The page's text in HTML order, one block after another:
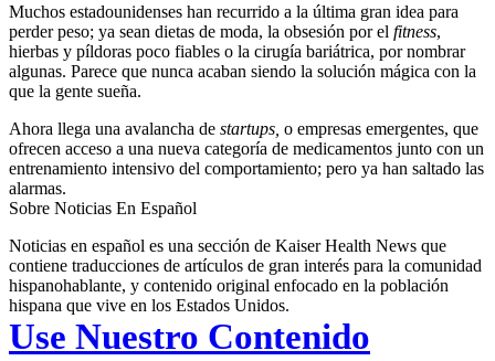
Muchos estadounidenses han recurrido a la última gran idea para
perder peso; ya sean dietas de moda, la obsesión por el fitness,
hierbas y píldoras poco fiables o la cirugía bariátrica, por nombrar
algunas. Parece que nunca acaban siendo la solución mágica con la
que la gente sueña.
Ahora llega una avalancha de startups, o empresas emergentes, que
ofrecen acceso a una nueva categoría de medicamentos junto con un
entrenamiento intensivo del comportamiento; pero ya han saltado las
alarmas.
Sobre Noticias En Español
Noticias en español es una sección de Kaiser Health News que
contiene traducciones de artículos de gran interés para la comunidad
hispanohablante, y contenido original enfocado en la población
hispana que vive en los Estados Unidos.
Use Nuestro Contenido